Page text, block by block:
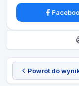
Powrót do